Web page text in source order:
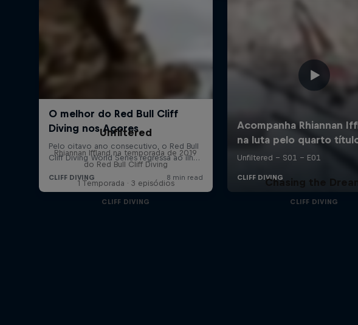
Unfiltered
Rhiannan Iffland na temporada de 2019
do Red Bull Cliff Diving
1 Temporada · 3 episódios
CLIFF DIVING
Chasing the Dream
CLIFF DIVING